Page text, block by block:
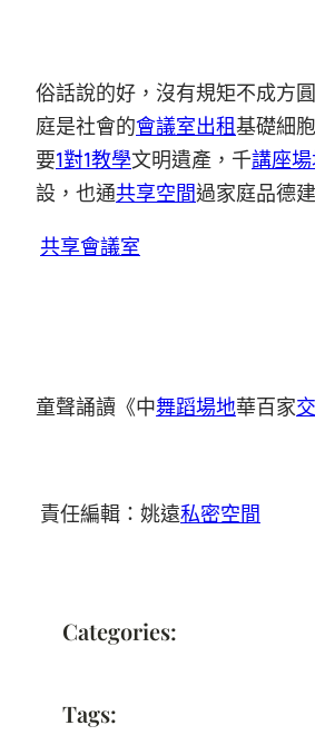
俗話說的好，沒有規矩不成方
庭是社會的會議室出租基礎細
要1對1教學文明遺產，千講座
設，也通共享空間過家庭品德
共享會議室
童聲誦讀《中舞蹈場地華百家
責任編輯：姚遠私密空間
Categories:
Tags: